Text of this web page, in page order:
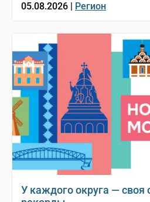
05.08.2026 | Регион
У каждого округа — своя